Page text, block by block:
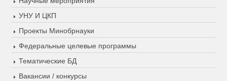
УНУ И ЦКП
Проекты Минобрнауки
Федеральные целевые программы
Тематические БД
Вакансии / конкурсы